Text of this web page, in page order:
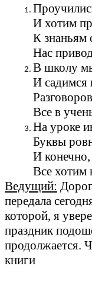
И хотим
К знаньям
Нас
В школу
И садимся
Все в
На уроке
Буквы
И конечно,
Все хотим
Ведущий:
передала
которой, я
праздник
продолжается.
книги